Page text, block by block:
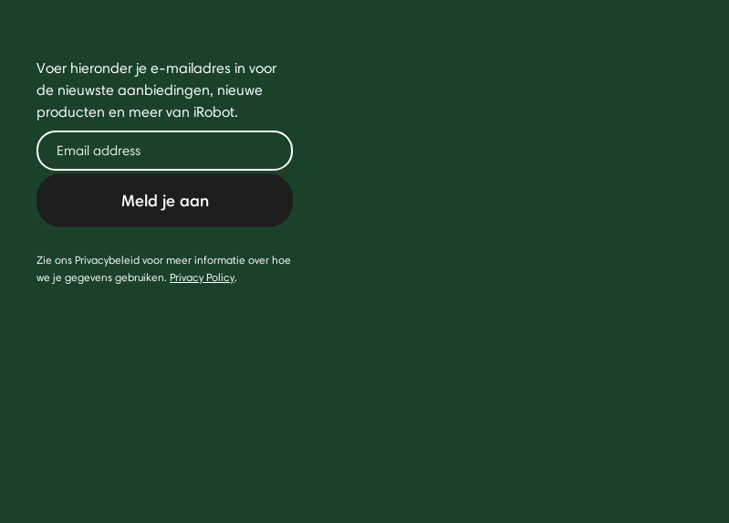
Voer hieronder je e-mailadres in voor
de nieuwste aanbiedingen, nieuwe
producten en meer van iRobot.
Meld je aan
Zie ons Privacybeleid voor meer informatie over hoe
we je gegevens gebruiken. Privacy Policy.